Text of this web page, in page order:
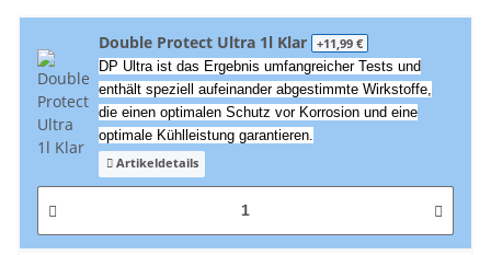
Double Protect Ultra 1l Klar +11,99 €
DP Ultra ist das Ergebnis umfangreicher Tests und
enthält speziell aufeinander abgestimmte Wirkstoffe,
die einen optimalen Schutz vor Korrosion und eine
optimale Kühlleistung garantieren.
Artikeldetails